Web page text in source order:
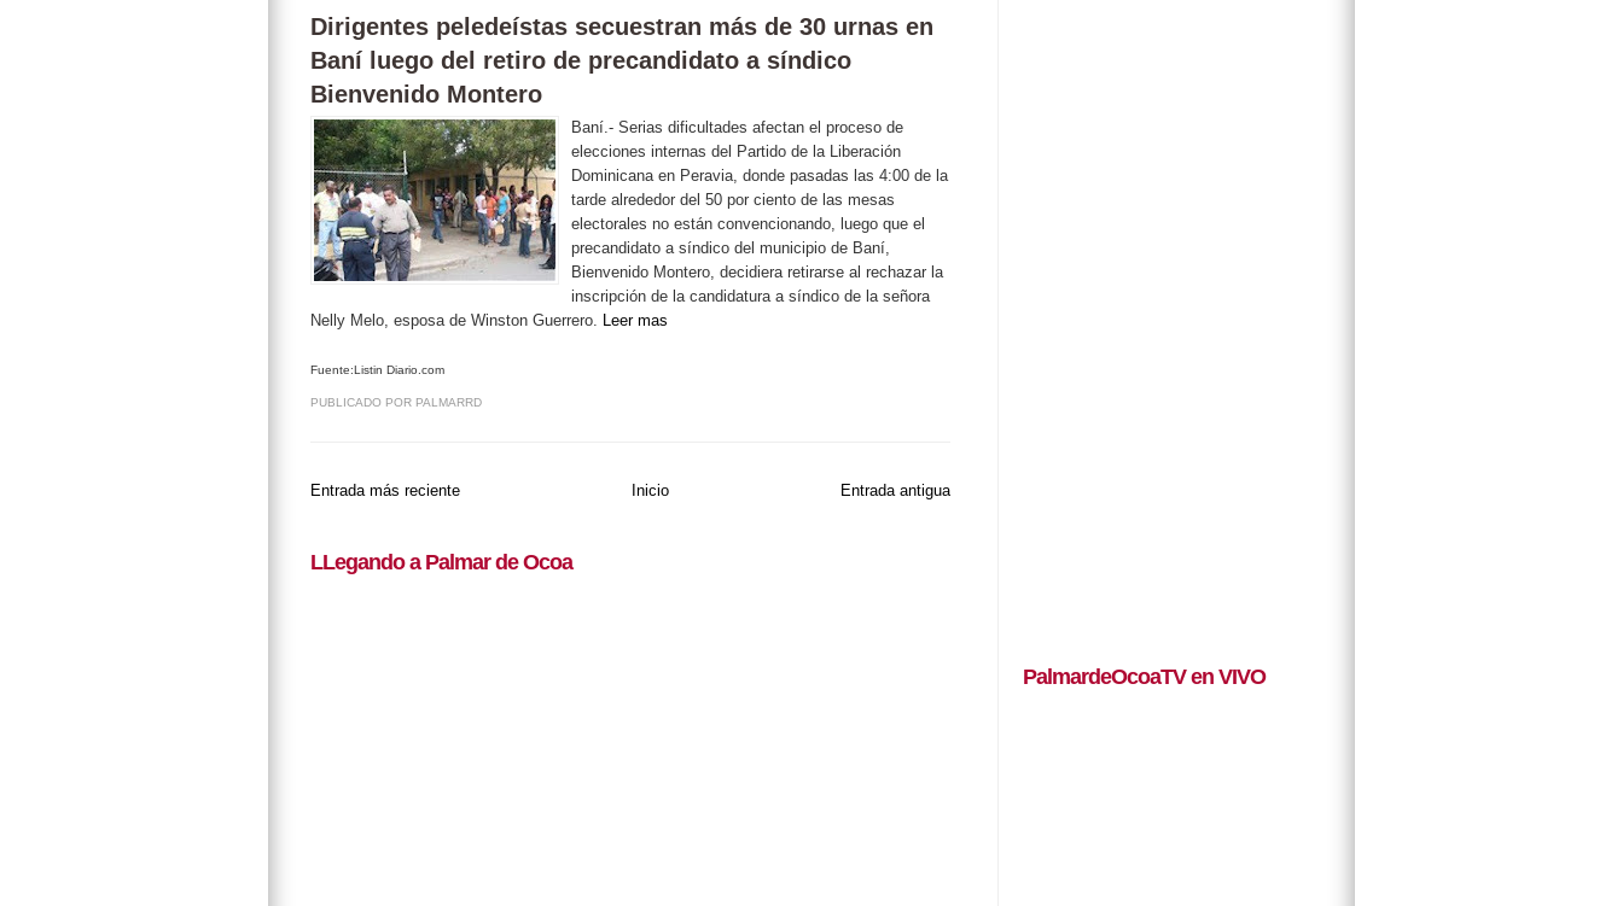
Dirigentes peledeístas secuestran más de 30 urnas en
Baní luego del retiro de precandidato a síndico
Bienvenido Montero
Baní.- Serias dificultades afectan el proceso de
elecciones internas del Partido de la Liberación
Dominicana en Peravia, donde pasadas las 4:00 de la
tarde alrededor del 50 por ciento de las mesas
electorales no están convencionando, luego que el
precandidato a síndico del municipio de Baní,
Bienvenido Montero, decidiera retirarse al rechazar la
inscripción de la candidatura a síndico de la señora
Nelly Melo, esposa de Winston Guerrero. Leer mas
Fuente:Listin Diario.com
PUBLICADO POR PALMARRD
Entrada más reciente Entrada antigua
Inicio
LLegando a Palmar de Ocoa
PalmardeOcoaTV en VIVO